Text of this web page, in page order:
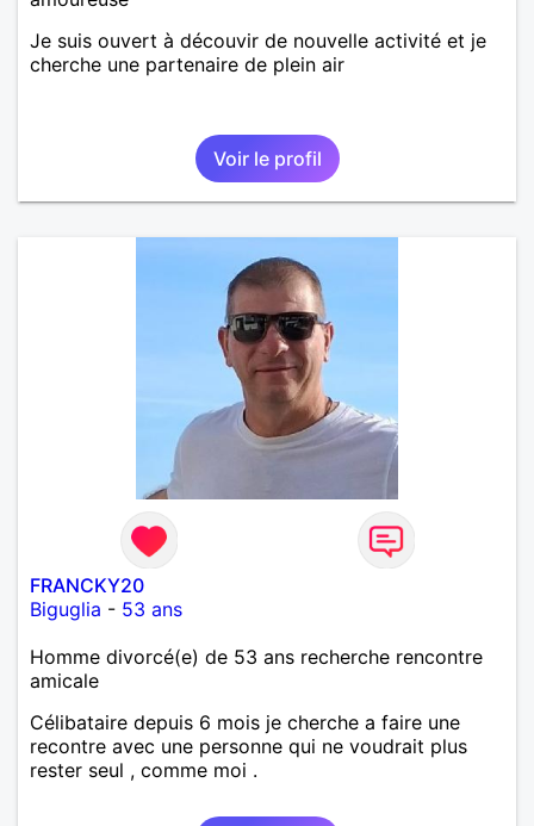
Je suis ouvert à découvir de nouvelle activité et je
cherche une partenaire de plein air
Voir le profil
FRANCKY20
Biguglia - 53 ans
Homme divorcé(e) de 53 ans recherche rencontre
amicale
Célibataire depuis 6 mois je cherche a faire une
recontre avec une personne qui ne voudrait plus
rester seul , comme moi .